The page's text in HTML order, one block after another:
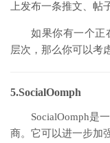
上发布一条推文、帖
如果你有一个正
层次，那么你可以考
5.SocialOomph
SocialOomph是
商。它可以进一步加